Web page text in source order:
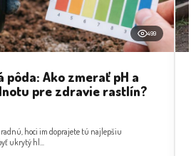
499
pôda: Ako zmerať pH a
pre zdravie rastlín?
hoci im doprajete tú najlepšiu
ukrytý hl...